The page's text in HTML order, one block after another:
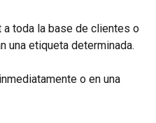
a toda la base de clientes o
una etiqueta determinada.
o en una